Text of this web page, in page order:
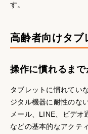
す。
高齢者向けタブ
操作に慣れるまで
タブレットに慣れてい
ジタル機器に耐性のな
メール、LINE、ビデ
などの基本的なアクテ